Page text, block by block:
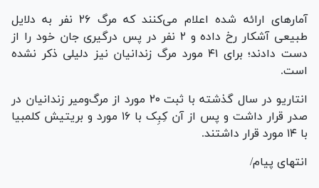
آمار‌های ارائه شده اعلام می‌کنند که مرگ ۲۶ نفر به دلایل
طبیعی آشکار رخ داده و ۲ نفر در پس درگیری جان خود را از
دست دادند؛ برای ۴۱ مورد مرگ زندانیان نیز دلیلی ذکر نشده
است.
انتاریو در سال گذشته با ثبت ۲۰ مورد از مرگ‌ومیر زندانیان در
صدر قرار داشت و پس از آن کِبِک با ۱۶ مورد و بریتیش کلمبیا
با ۱۴ مورد قرار داشتند.
انتهای پیام/